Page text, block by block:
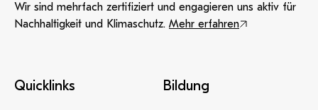
Wir sind mehrfach zertifiziert und engagieren uns aktiv für
Nachhaltigkeit und Klimaschutz. Mehr erfahren
Quicklinks Bildung